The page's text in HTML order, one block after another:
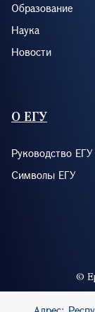
Образование
Наука
Новости
О ЕГУ
Руководство ЕГУ
Символы ЕГУ
©